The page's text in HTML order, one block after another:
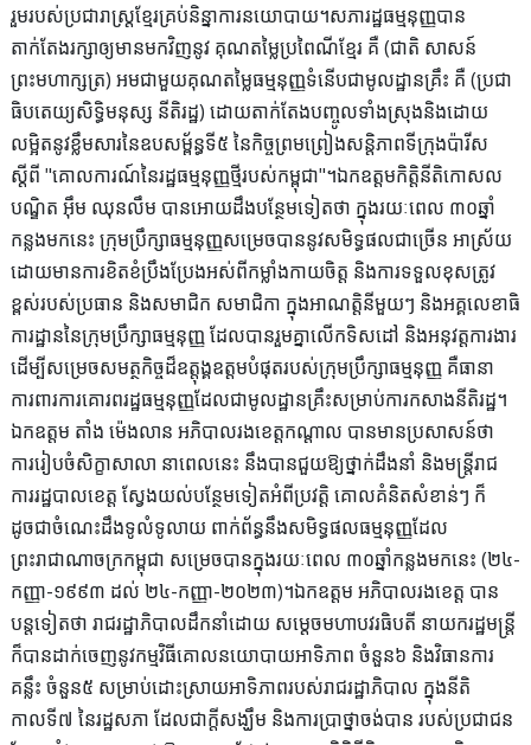
រួមរបស់ប្រជារាស្រ្តខ្មែរគ្រប់និន្នាការនយោបាយ។សភារដ្ឋធម្មនុញ្ញបាន
តាក់តែងរក្សាឲ្យមានមកវិញនូវ គុណតម្លៃប្រពៃណីខ្មែរ គឺ (ជាតិ សាសន៍
ព្រះមហាក្សត្រ) អមជាមួយគុណតម្លៃធម្មនុញ្ញទំនើបជាមូលដ្ឋានគ្រឹះ គឺ (ប្រជា
ធិបតេយ្យសិទ្ធិមនុស្ស នីតិរដ្ឋ) ដោយតាក់តែងបញ្ចូលទាំងស្រុងនិងដោយ
លម្អិតនូវខ្លឹមសារនៃឧបសម្ព័ន្ធទី៥ នៃកិច្ចព្រមព្រៀងសន្តិភាពទីក្រុងប៉ារីស
ស្តីពី "គោលការណ៍នៃរដ្ឋធម្មនុញ្ញថ្មីរបស់កម្ពុជា"។ឯកឧត្តមកិត្តិនីតិកោសល
បណ្ឌិត អុឹម ឈុនលឹម បានអោយដឹងបន្ថែមទៀតថា ក្នុងរយៈពេល ៣០ឆ្នាំ
កន្លងមកនេះ ក្រុមប្រឹក្សាធម្មនុញ្ញសម្រេចបាននូវសមិទ្ធផលជាច្រើន អាស្រ័យ
ដោយមានការខិតខំប្រឹងប្រែងអស់ពីកម្លាំងកាយចិត្ត និងការទទួលខុសត្រូវ
ខ្ពស់របស់ប្រធាន និងសមាជិក សមាជិកា ក្នុងអាណត្តិនីមួយៗ និងអគ្គលេខាធិ
ការដ្ឋាននៃក្រុមប្រឹក្សាធម្មនុញ្ញ ដែលបានរួមគ្នាលើកទិសដៅ និងអនុវត្តការងារ
ដើម្បីសម្រេចសមត្ថកិច្ចដ៏ឧត្តុង្គឧត្តមបំផុតរបស់ក្រុមប្រឹក្សាធម្មនុញ្ញ គឺធានា
ការពារការគោរពរដ្ឋធម្មនុញ្ញដែលជាមូលដ្ឋានគ្រឹះសម្រាប់ការកសាងនីតិរដ្ឋ។
ឯកឧត្តម តាំង ម៉េងលាន អភិបាលរងខេត្តកណ្តាល បានមានប្រសាសន៍ថា
ការរៀបចំសិក្ខាសាលា នាពេលនេះ នឹងបានជួយឱ្យថ្នាក់ដឹងនាំ និងមន្ត្រីរាជ
ការរដ្ឋបាលខេត្ត ស្វែងយល់បន្ថែមទៀតអំពីប្រវត្តិ គោលគំនិតសំខាន់ៗ ក៏
ដូចជាចំណេះដឹងទូលំទូលាយ ពាក់ព័ន្ធនឹងសមិទ្ធផលធម្មនុញ្ញដែល
ព្រះរាជាណាចក្រកម្ពុជា សម្រេចបានក្នុងរយៈពេល ៣០ឆ្នាំកន្លងមកនេះ (២៤-
កញ្ញា-១៩៩៣ ដល់ ២៤-កញ្ញា-២០២៣)។ឯកឧត្តម អភិបាលរងខេត្ត បាន
បន្តទៀតថា រាជរដ្ឋាភិបាលដឹកនាំដោយ សម្ដេចមហាបវរធិបតី នាយករដ្ឋមន្ត្រី
ក៏បានដាក់ចេញនូវកម្មវិធីគោលនយោបាយអាទិភាព ចំនួន៦ និងវិធានការ
គន្លឹះ ចំនួន៥ សម្រាប់ដោះស្រាយអាទិភាពរបស់រាជរដ្ឋាភិបាល ក្នុងនីតិ
កាលទី៧ នៃរដ្ឋសភា ដែលជាក្តីសង្ឃឹម និងការប្រាថ្នាចង់បាន របស់ប្រជាជន